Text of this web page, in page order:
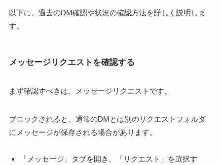
以下に、過去のDM確認や状況の確認方法を詳しく説明しま
す。
メッセージリクエストを確認する
まず確認すべきは、メッセージリクエストです。
ブロックされると、通常のDMとは別のリクエストフォルダ
にメッセージが保存される場合があります。
「メッセージ」タブを開き、「リクエスト」を選択す